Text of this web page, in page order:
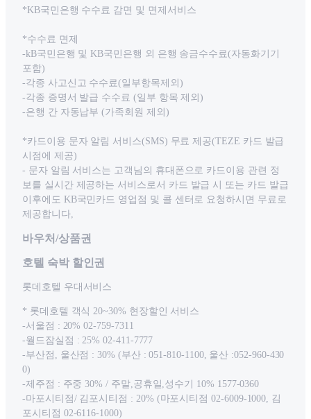
*KB국민은행 수수료 감면 및 면제서비스
*수수료 면제
-kB국민은행 및 KB국민은행 외 은행 송금수수료(자동화기기
포함)
-각종 사고신고 수수료(일부항목제외)
-각종 증명서 발급 수수료 (일부 항목 제외)
-은행 간 자동납부 (가족회원 제외)
*카드이용 문자 알림 서비스(SMS) 무료 제공(TEZE 카드 발급
시점에 제공)
- 문자 알림 서비스는 고객님의 휴대폰으로 카드이용 관련 정
보를 실시간 제공하는 서비스로서 카드 발급 시 또는 카드 발급
이후에도 KB국민카드 영업점 및 콜 센터로 요청하시면 무료로
제공합니다,
바우처/상품권
호텔 숙박 할인권
롯데호텔 우대서비스
* 롯데호텔 객식 20~30% 현장할인 서비스
-서울점 : 20% 02-759-7311
-월드잠실점 : 25% 02-411-7777
-부산점, 울산점 : 30% (부산 : 051-810-1100, 울산 :052-960-430
0)
-제주점 : 주중 30% / 주말,공휴일,성수기 10% 1577-0360
-마포시티점/ 김포시티점 : 20% (마포시티점 02-6009-1000, 김
포시티점 02-6116-1000)